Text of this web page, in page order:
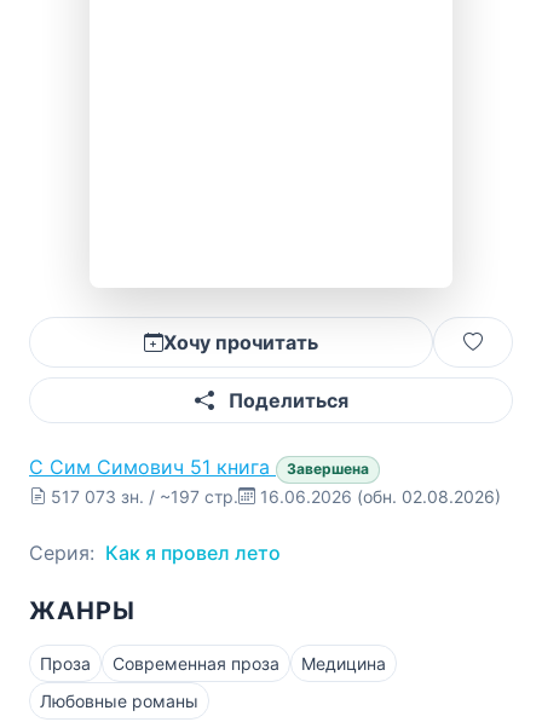
Хочу прочитать
Поделиться
С Сим Симович 51 книга Завершена
517 073 зн. / ~197 стр. 16.06.2026 (обн. 02.08.2026)
Серия: Как я провел лето
ЖАНРЫ
Проза Современная проза
Медицина
Любовные романы